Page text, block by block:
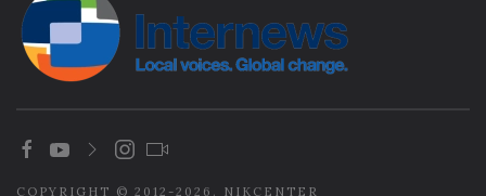
COPYRIGHT © 2012-2026. NIKCENTER